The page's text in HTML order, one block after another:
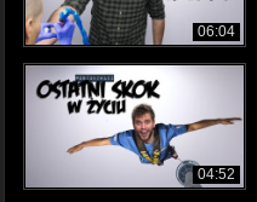
06:04
04:52